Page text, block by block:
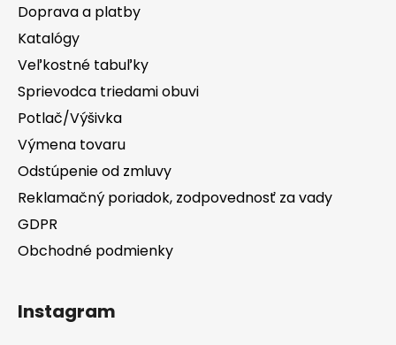
Doprava a platby
Katalógy
Veľkostné tabuľky
Sprievodca triedami obuvi
Potlač/Výšivka
Výmena tovaru
Odstúpenie od zmluvy
Reklamačný poriadok, zodpovednosť za vady
GDPR
Obchodné podmienky
Instagram